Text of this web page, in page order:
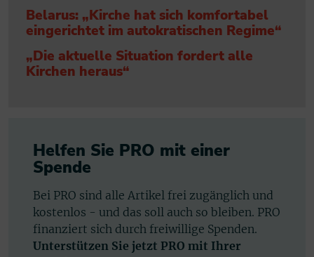
Belarus: „Kirche hat sich komfortabel
eingerichtet im autokratischen Regime“
„Die aktuelle Situation fordert alle
Kirchen heraus“
Helfen Sie PRO mit einer
Spende
Bei PRO sind alle Artikel frei zugänglich und
kostenlos - und das soll auch so bleiben. PRO
finanziert sich durch freiwillige Spenden.
Unterstützen Sie jetzt PRO mit Ihrer